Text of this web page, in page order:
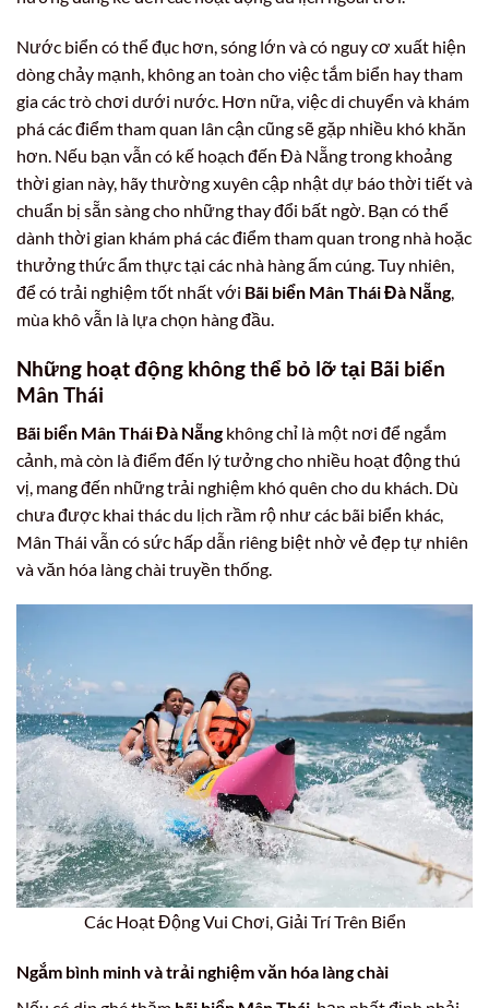
Nước biển có thể đục hơn, sóng lớn và có nguy cơ xuất hiện
dòng chảy mạnh, không an toàn cho việc tắm biển hay tham
gia các trò chơi dưới nước. Hơn nữa, việc di chuyển và khám
phá các điểm tham quan lân cận cũng sẽ gặp nhiều khó khăn
hơn. Nếu bạn vẫn có kế hoạch đến Đà Nẵng trong khoảng
thời gian này, hãy thường xuyên cập nhật dự báo thời tiết và
chuẩn bị sẵn sàng cho những thay đổi bất ngờ. Bạn có thể
dành thời gian khám phá các điểm tham quan trong nhà hoặc
thưởng thức ẩm thực tại các nhà hàng ấm cúng. Tuy nhiên,
để có trải nghiệm tốt nhất với Bãi biển Mân Thái Đà Nẵng,
mùa khô vẫn là lựa chọn hàng đầu.
Những hoạt động không thể bỏ lỡ tại Bãi biển
Mân Thái
Bãi biển Mân Thái Đà Nẵngkhông chỉ là một nơi để ngắm
cảnh, mà còn là điểm đến lý tưởng cho nhiều hoạt động thú
vị, mang đến những trải nghiệm khó quên cho du khách. Dù
chưa được khai thác du lịch rầm rộ như các bãi biển khác,
Mân Thái vẫn có sức hấp dẫn riêng biệt nhờ vẻ đẹp tự nhiên
và văn hóa làng chài truyền thống.
Các Hoạt Động Vui Chơi, Giải Trí Trên Biển
Ngắm bình minh và trải nghiệm văn hóa làng chài